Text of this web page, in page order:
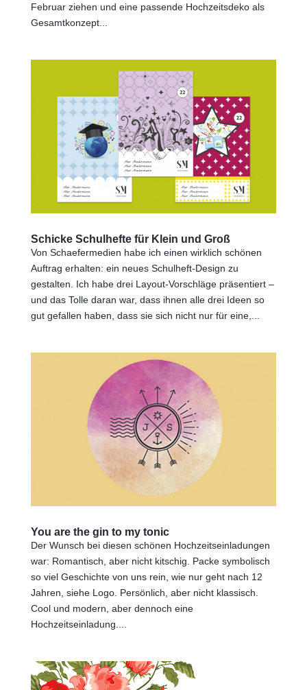
Februar ziehen und eine passende Hochzeitsdeko als
Gesamtkonzept...
Schicke Schulhefte für Klein und Groß
Von Schaefermedien habe ich einen wirklich schönen
Auftrag erhalten: ein neues Schulheft-Design zu
gestalten. Ich habe drei Layout-Vorschläge präsentiert –
und das Tolle daran war, dass ihnen alle drei Ideen so
gut gefallen haben, dass sie sich nicht nur für eine,...
You are the gin to my tonic
Der Wunsch bei diesen schönen Hochzeitseinladungen
war: Romantisch, aber nicht kitschig. Packe symbolisch
so viel Geschichte von uns rein, wie nur geht nach 12
Jahren, siehe Logo. Persönlich, aber nicht klassisch.
Cool und modern, aber dennoch eine
Hochzeitseinladung....